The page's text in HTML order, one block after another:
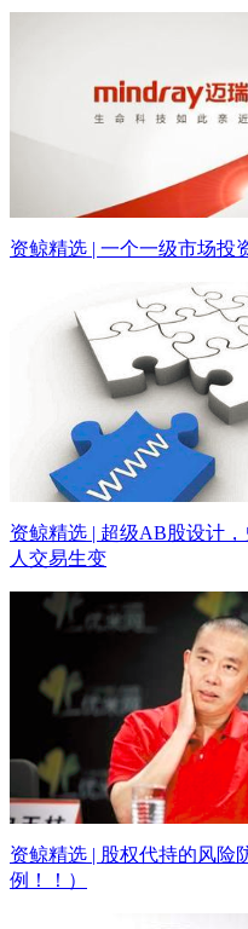
资鲸精选 | 一个一级市场投
资鲸精选 | 超级AB股设计
人交易生变
资鲸精选 | 股权代持的风险
例！！）